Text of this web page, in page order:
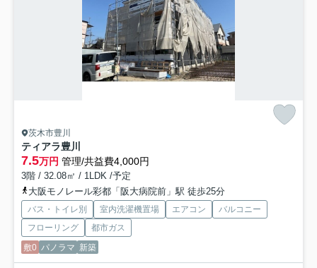
茨木市豊川
ティアラ豊川
7.5万円 管理/共益費4,000円
3階 / 32.08㎡ / 1LDK /予定
大阪モノレール彩都「阪大病院前」駅 徒歩25分
バス・トイレ別 室内洗濯機置場 エアコン
バルコニー
フローリング
都市ガス
敷0 パノラマ 新築